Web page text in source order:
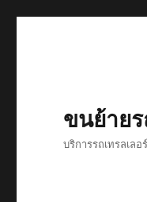
ขนย้าย
บริการรถเทรลเล